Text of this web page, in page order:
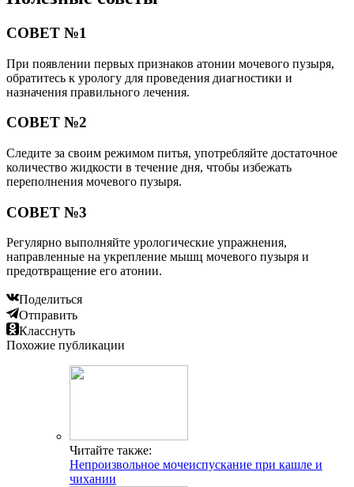
СОВЕТ №1
При появлении первых признаков атонии мочевого пузыря,
обратитесь к урологу для проведения диагностики и
назначения правильного лечения.
СОВЕТ №2
Следите за своим режимом питья, употребляйте достаточное
количество жидкости в течение дня, чтобы избежать
переполнения мочевого пузыря.
СОВЕТ №3
Регулярно выполняйте урологические упражнения,
направленные на укрепление мышц мочевого пузыря и
предотвращение его атонии.
Поделиться
Отправить
Класснуть
Похожие публикации
Читайте также:
Непроизвольное мочеиспускание при кашле и
чихании